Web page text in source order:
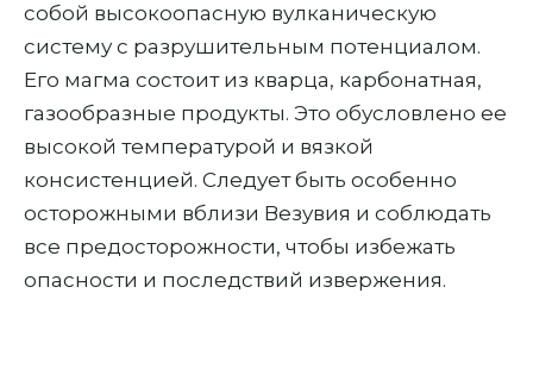
собой высокоопасную вулканическую
систему с разрушительным потенциалом.
Его магма состоит из кварца, карбонатная,
газообразные продукты. Это обусловлено ее
высокой температурой и вязкой
консистенцией. Следует быть особенно
осторожными вблизи Везувия и соблюдать
все предосторожности, чтобы избежать
опасности и последствий извержения.